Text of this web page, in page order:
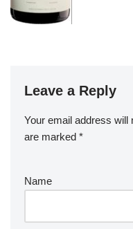
Leave a Reply
Your email address will
are marked *
Name